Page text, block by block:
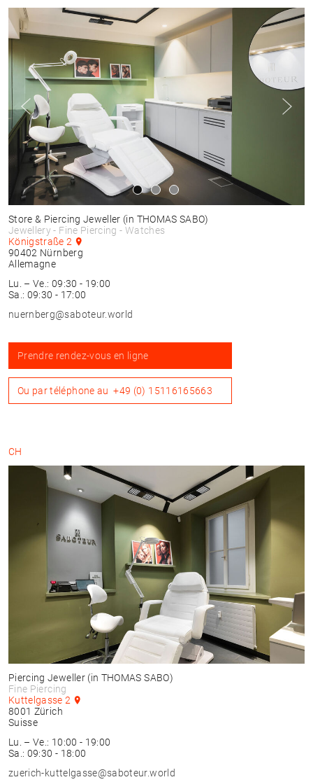
Store & Piercing Jeweller (in THOMAS SABO)
Jewellery - Fine Piercing - Watches
Königstraße 2
90402 Nürnberg
Allemagne
Lu. – Ve.: 09:30 - 19:00
Sa.: 09:30 - 17:00
nuernberg@saboteur.world
Prendre rendez-vous en ligne
Ou par téléphone au+49 (0) 15116165663
CH
Piercing Jeweller (in THOMAS SABO)
Fine Piercing
Kuttelgasse 2
8001 Zürich
Suisse
Lu. – Ve.: 10:00 - 19:00
Sa.: 09:30 - 18:00
zuerich-kuttelgasse@saboteur.world